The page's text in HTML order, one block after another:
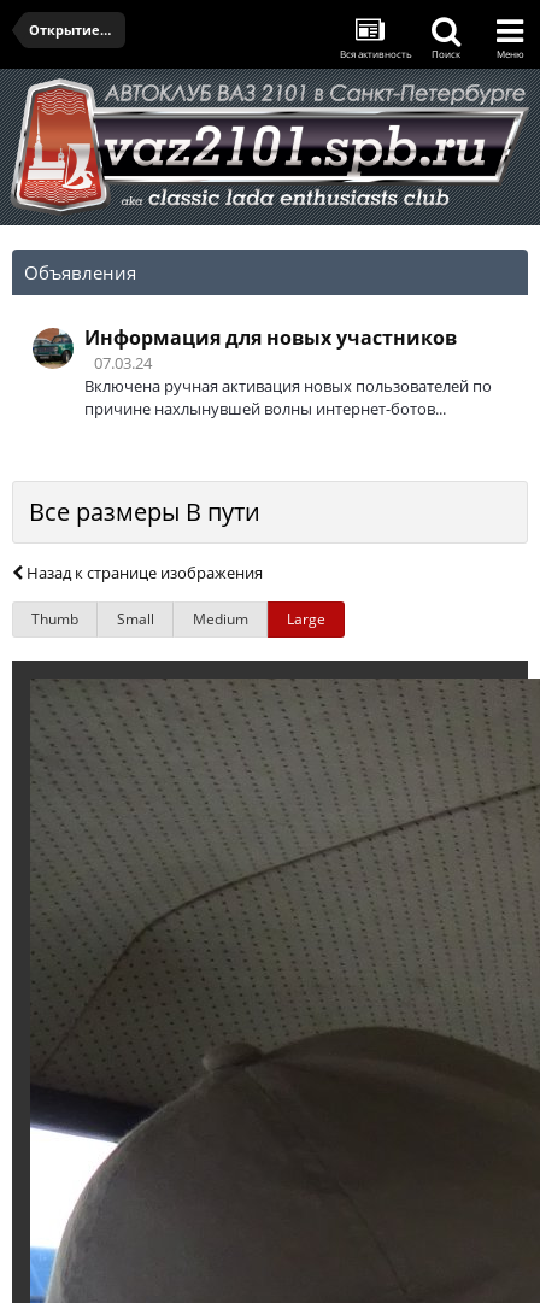
Открытие сезона и Олдтаймер-Галерея 2024
Вся активность Поиск Меню
Объявления
Информация для новых участников
07.03.24
Включена ручная активация новых пользователей по
причине нахлынувшей волны интернет-ботов...
Все размеры В пути
Назад к странице изображения
Thumb Small Medium Large